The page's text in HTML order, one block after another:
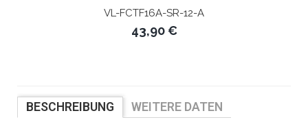
VL-FCTF16A-SR-12-A
43,90 €
BESCHREIBUNG
WEITERE DATEN